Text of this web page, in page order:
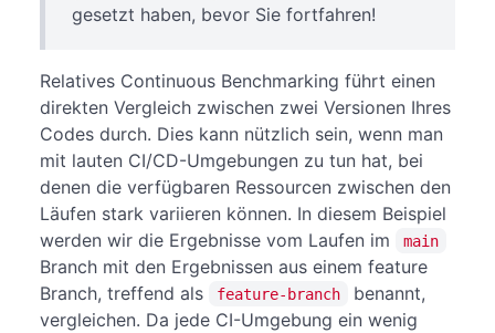
gesetzt haben, bevor Sie fortfahren!
Relatives Continuous Benchmarking führt einen
direkten Vergleich zwischen zwei Versionen Ihres
Codes durch. Dies kann nützlich sein, wenn man
mit lauten CI/CD-Umgebungen zu tun hat, bei
denen die verfügbaren Ressourcen zwischen den
Läufen stark variieren können. In diesem Beispiel
werden wir die Ergebnisse vom Laufen im
main
Branch mit den Ergebnissen aus einem feature
Branch, treffend als
feature-branch
benannt,
vergleichen. Da jede CI-Umgebung ein wenig